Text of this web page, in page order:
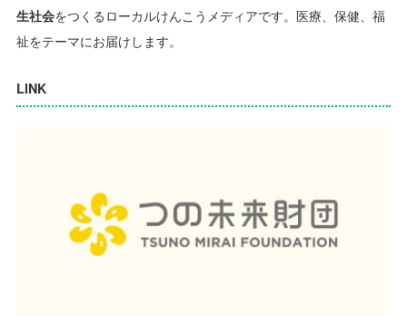
生社会をつくるローカルけんこうメディアです。 医療、保健、福
祉をテーマにお届けします。
LINK